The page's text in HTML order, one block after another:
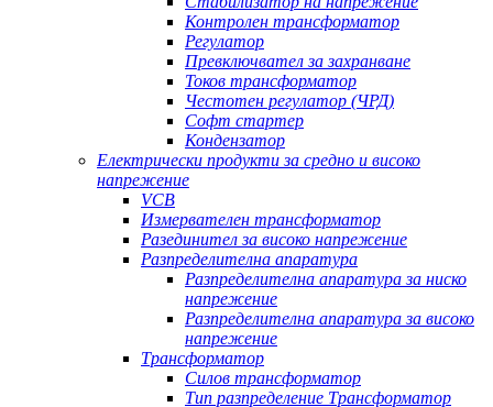
Контролен трансформатор
Регулатор
Превключвател за захранване
Токов трансформатор
Честотен регулатор (ЧРД)
Софт стартер
Кондензатор
Електрически продукти за средно и високо
напрежение
VCB
Измервателен трансформатор
Разединител за високо напрежение
Разпределителна апаратура
Разпределителна апаратура за ниско
напрежение
Разпределителна апаратура за високо
напрежение
Трансформатор
Силов трансформатор
Тип разпределение Трансформатор